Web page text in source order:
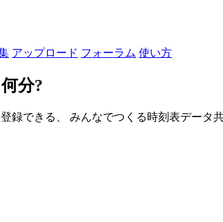
アップロード フォーラム 使い方
分?
録できる、 みんなでつくる時刻表データ